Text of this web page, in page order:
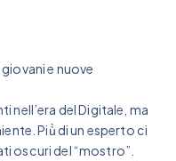
e nuove
nell’era del Digitale, ma
Più̀ di un esperto ci
oscuri del “mostro”.